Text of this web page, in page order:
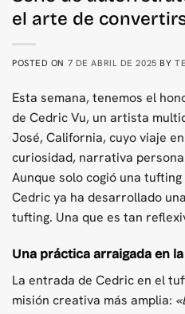
el arte de
POSTED ON 7 DE ABRIL DE 2025 BY
Esta semana, tenemos el
de Cedric Vu, un artista
José, California, cuyo viaje
curiosidad, narrativa
Aunque solo cogió una
Cedric ya ha desarrollado
tufting. Una que es tan
Una práctica arraigada en
La entrada de Cedric en el
misión creativa más amplia: